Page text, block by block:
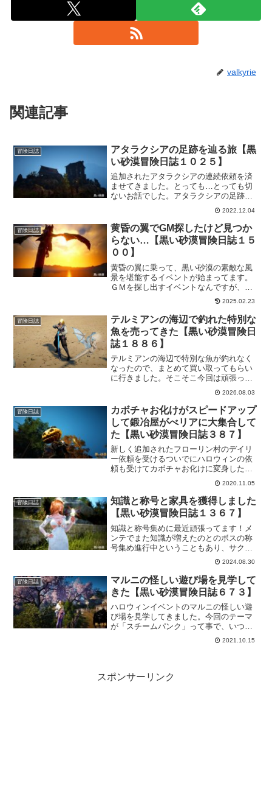
valkyrie
関連記事
冒険日誌
アタラクシアの足跡を辿る旅【黒
い砂漠冒険日誌１０２５】
追加されたアタラクシアの連続依頼を済
ませてきました。とっても…とっても切
ないお話でした。アタラクシアの足跡を
たどっていくんですが、元気いっぱいで
優しいアタラクシアも運命に逆らわずに
生きた証を、今度は冒険者の記憶として
残しておきたい。そんなウルウルなお話
でした。
2022.12.04
冒険日誌
黄昏の翼でGM探したけど見つか
らない…【黒い砂漠冒険日誌１５
００】
黄昏の翼に乗って、黒い砂漠の素敵な風
景を堪能するイベントが始まってます。
ＧＭを探し出すイベントなんですが、ど
うも、見当違いなところを探していたよ
うです。後から調べて行こうと思ってた
のですが、イベントページにて居場所が
公開されていました。
2025.02.23
冒険日誌
テルミアンの海辺で釣れた特別な
魚を売ってきた【黒い砂漠冒険日
誌１８８６】
テルミアンの海辺で特別な魚が釣れなく
なったので、まとめて買い取ってもらい
に行きました。そこそこ今回は頑張って
釣りしたつもりなので期待してましたけ
ど、いい買い取り額になったと思いま
す。もっと釣っている冒険者さんもいる
でしょうけど、私は十分満足できまし
た。
2026.08.03
冒険日誌
カボチャお化けがスピードアップ
して鍛冶屋がべリアに大集合して
た【黒い砂漠冒険日誌３８７】
新しく追加されたフローリン村のデイリ
ー依頼を受けるついでにハロウィンの依
頼も受けてカボチャお化けに変身した
ら、かなり使い勝手がよくなってまし
た。以前よりだいぶと移動が速くなって
たので依頼をこなすのも楽になった気が
する。そしてべリア村では各地の鍛冶屋
が大集合してました。
2020.11.05
冒険日誌
知識と称号と家具を獲得しました
【黒い砂漠冒険日誌１３６７】
知識と称号集めに最近頑張ってます！メ
ンテでまた知識が増えたのとのボスの称
号集め進行中ということもあり、サクッ
と獲得しておきました。そして家具です
が、朝の国・都に関連するものなので、
こちらも忘れずにもらっておきたいです
ね。
2024.08.30
冒険日誌
マルニの怪しい遊び場を見学して
きた【黒い砂漠冒険日誌６７３】
ハロウィンイベントのマルニの怪しい遊
び場を見学してきました。今回のテーマ
が「スチームパンク」って事で、いつも
と雰囲気が違います。カボチャはいつも
どおりだけど、装飾がスチームパンクな
2021.10.15
スポンサーリンク